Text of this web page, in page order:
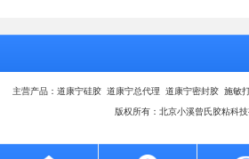
主营产品：道康宁硅胶 道康宁总代理 道康宁密封胶 施敏
版权所有：北京小溪曾氏胶粘科技